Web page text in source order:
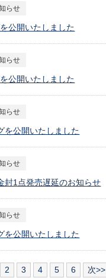
らせ
公開いたしました
らせ
公開いたしました
らせ
を公開いたしました
らせ
1点発売遅延のお知らせ
らせ
を公開いたしました
2 3 4 5 6 次>>